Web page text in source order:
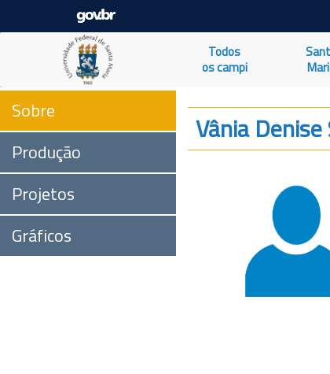
Todos
os campi
Sobre
Produção
Projetos
Gráficos
Vânia